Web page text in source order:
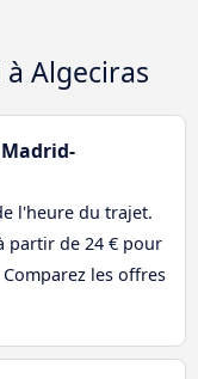
Algeciras
l'heure du trajet.
partir de 24 € pour
les offres